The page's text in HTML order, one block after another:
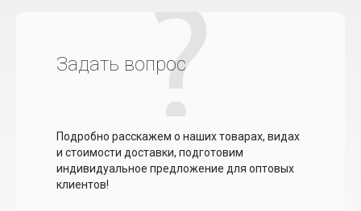
Задать вопрос
Подробно расскажем о наших товарах, видах
и стоимости доставки, подготовим
индивидуальное предложение для оптовых
клиентов!